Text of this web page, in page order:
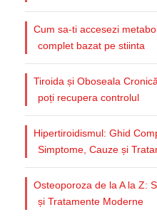
Cum sa-ti accesezi
complet bazat pe stiinta
Tiroida și Oboseala
poți recupera controlul
Hipertiroidismul: Ghid
Simptome, Cauze și
Osteoporoza de la A la Z:
și Tratamente Moderne